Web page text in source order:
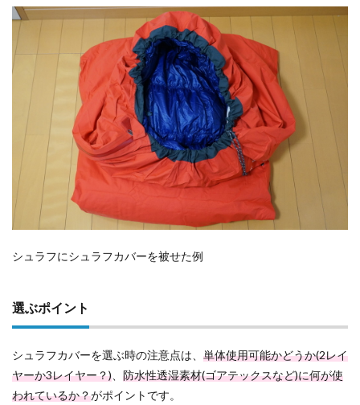
シュラフにシュラフカバーを被せた例
選ぶポイント
シュラフカバーを選ぶ時の注意点は、 単体使用可能かどうか(2レイ
ヤーか3レイヤー？)
防水性透湿素材(ゴアテックスなど)に何が使
われているか？がポイントです。